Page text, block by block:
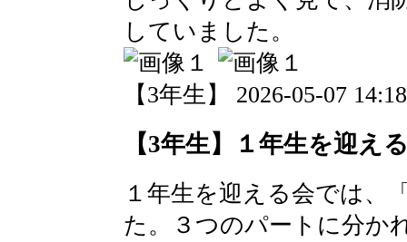
していました。
【3年生】 2026-05-07
【3年生】１年生を迎え
１年生を迎える会では、
た。３つのパートに分か